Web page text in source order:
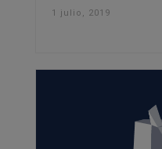
1 julio, 2019